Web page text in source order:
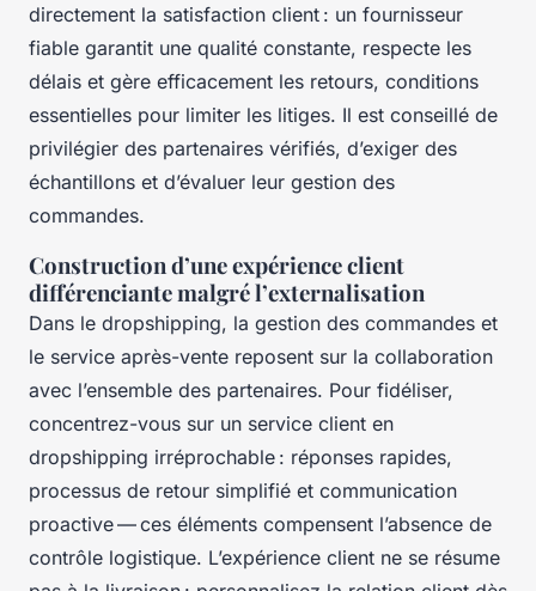
directement la satisfaction client : un fournisseur
fiable garantit une qualité constante, respecte les
délais et gère efficacement les retours, conditions
essentielles pour limiter les litiges. Il est conseillé de
privilégier des partenaires vérifiés, d’exiger des
échantillons et d’évaluer leur gestion des
commandes.
Construction d’une expérience client
différenciante malgré l’externalisation
Dans le dropshipping, la gestion des commandes et
le service après-vente reposent sur la collaboration
avec l’ensemble des partenaires. Pour fidéliser,
concentrez-vous sur un service client en
dropshipping irréprochable : réponses rapides,
processus de retour simplifié et communication
proactive — ces éléments compensent l’absence de
contrôle logistique. L’expérience client ne se résume